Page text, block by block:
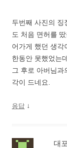
두번째 사진의 징
도 처음 면허를
어가게 했던 생각
한동안 못했었는
그 후로 아버님과
각이 드네요.
응답 ↓
대